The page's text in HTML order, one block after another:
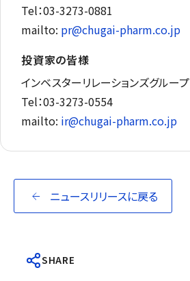
Tel：03-3273-0881
mailto: pr@chugai-pharm.co.jp
投資家の皆様
インベスターリレーションズグループ
Tel：03-3273-0554
mailto: ir@chugai-pharm.co.jp
ニュースリリースに戻る
SHARE